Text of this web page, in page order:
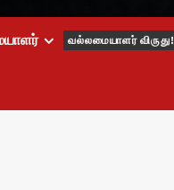
வல்லமையாளர் விருது!